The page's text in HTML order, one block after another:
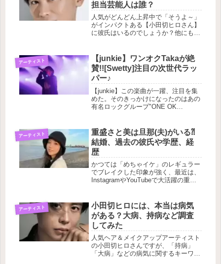
担当芸能人は誰？
人気がどんどん上昇中で「そうよ～」
がインパクトある【小田切ヒロさん】
に彼氏はいるのでしょうか？他にも担
アーティスト
【junkie】ワンオクTakaが絶
賛!![Swetty]注目の次世代ラッ
パー♪
【junkie】この楽曲が一躍、注目を集
めた。そのきっかけになったのはあの
有名ロックグループ"ONE OK
紹介したことです。
アーティスト
重盛さと美は旦那(夫)がいる⁈
結婚、過去の彼氏や学歴、経
歴
かつては「めちゃイケ」のレギュラー
でブレイクした印象が強く、最近は、
InstagramやYouTubeで大活躍の重盛
ます。重盛さと美さんに「旦那(夫)」
「結婚」という検索ワードについて過
去の彼氏や学歴も含めて調査した内容
をまとめて紹介していきます。
アーティスト
小田切ヒロには、本当は病気
がある？大病、持病など調査
してみた
人気ヘア＆メイクアップアーティスト
の小田切ヒロさんですが、「持病」
「大病」などの病気に関するキーワー